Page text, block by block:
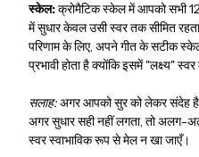
स्केल:क्रोमैटिक स्केल में आपको सभी
में सुधार केवल उसी स्वर तक सीमित
परिणाम के लिए, अपने गीत के सटीक
प्रभावी होता है क्योंकि इसमें "लक्ष्य"
सलाह:अगर आपको सुर को लेकर संदेह
अगर सुधार सही नहीं लगता, तो अलग-
स्वर स्वाभाविक रूप से मेल न खा जाएँ।